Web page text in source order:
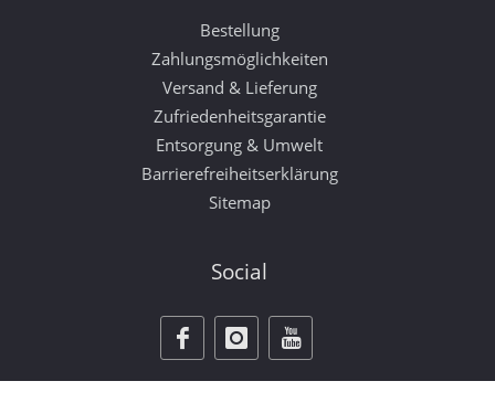
Bestellung
Zahlungsmöglichkeiten
Versand & Lieferung
Zufriedenheitsgarantie
Entsorgung & Umwelt
Barrierefreiheitserklärung
Sitemap
Social